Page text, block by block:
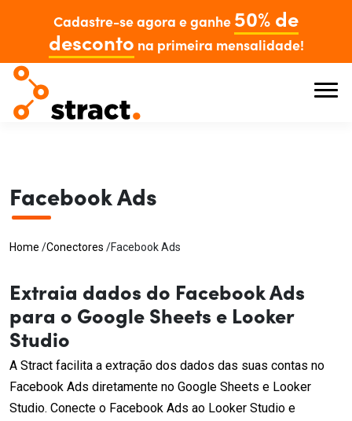
Cadastre-se agora e ganhe 50% de
desconto na primeira mensalidade!
Facebook Ads
Home /Conectores /Facebook Ads
Extraia dados do Facebook Ads
para o Google Sheets e Looker
Studio
A Stract facilita a extração dos dados das suas contas no
Facebook Ads diretamente no Google Sheets e Looker
Studio. Conecte o Facebook Ads ao Looker Studio e